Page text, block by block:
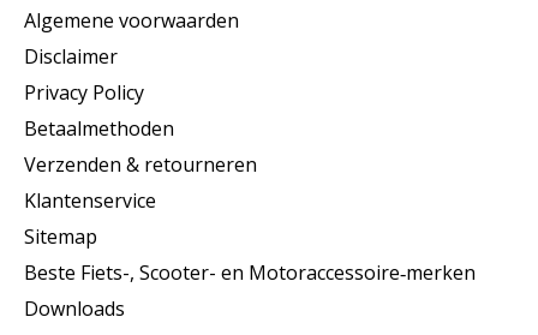
Algemene voorwaarden
Disclaimer
Privacy Policy
Betaalmethoden
Verzenden & retourneren
Klantenservice
Sitemap
Beste Fiets-, Scooter- en Motoraccessoire‑merken
Downloads